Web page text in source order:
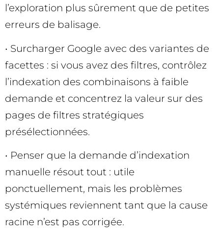
l’exploration plus sûrement que de petites
erreurs de balisage.
• Surcharger Google avec des variantes de
facettes : si vous avez des filtres, contrôlez
l’indexation des combinaisons à faible
demande et concentrez la valeur sur des
pages de filtres stratégiques
présélectionnées.
• Penser que la demande d’indexation
manuelle résout tout : utile
ponctuellement, mais les problèmes
systémiques reviennent tant que la cause
racine n’est pas corrigée.